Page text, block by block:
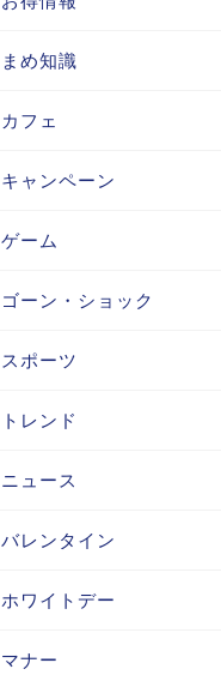
まめ知識
カフェ
キャンペーン
ゲーム
ゴーン・ショック
スポーツ
トレンド
ニュース
バレンタイン
ホワイトデー
マナー